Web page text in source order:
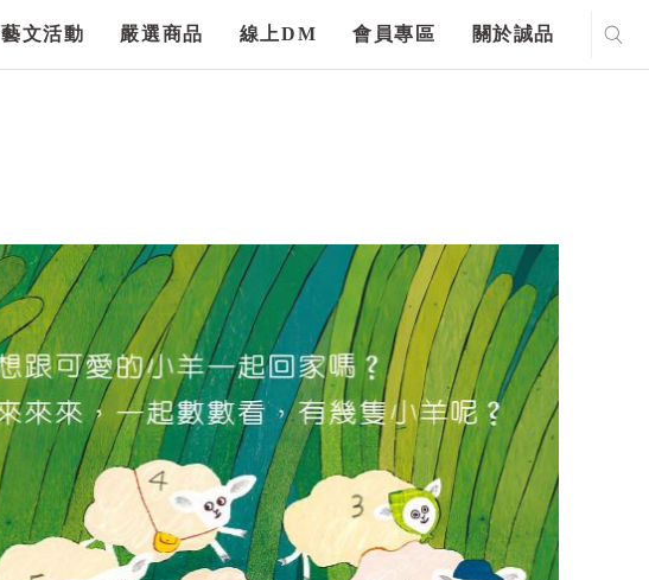
藝文活動 嚴選商品 線上DM 會員專區 關於誠品